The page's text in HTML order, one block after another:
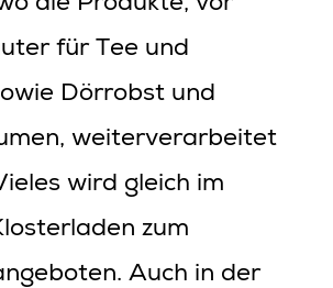
die Produkte, vor
für Tee und
Dörrobst und
weiterverarbeitet
wird gleich im
zum
Auch in der